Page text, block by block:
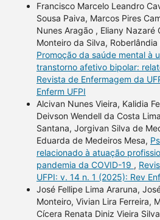
Francisco Marcelo Leandro
Sousa Paiva, Marcos Pires
Nunes Aragão , Eliany Nazaré
Monteiro da Silva,
Promoção da saúde mental à
transtorno afetivo bipolar:
Revista de Enfermagem da
Enferm UFPI
Alcivan Nunes Vieira, Kalidia
Deivson Wendell da Costa
Santana, Jorgivan Silva de
Eduarda de Medeiros Mesa,
relacionado à atuação
pandemia da COVID-19 ,
UFPI: v. 14 n. 1 (2025): Rev
José Fellipe Lima Araruna,
Monteiro, Vivian Lira Ferreira,
Cícera Renata Diniz Vieira